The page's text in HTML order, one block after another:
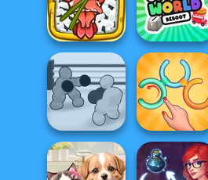
Rally Point 3
Mind Games for
2-3-4 Player
Giant Sushi:
Merge Master
Game
Cooking World
Reborn